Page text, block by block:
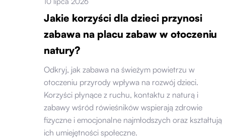
Jakie korzyści dla dzieci przynosi
zabawa na placu zabaw w otoczeniu
natury?
Odkryj, jak zabawa na świeżym powietrzu w
otoczeniu przyrody wpływa na rozwój dzieci.
Korzyści płynące z ruchu, kontaktu z naturą i
zabawy wśród rówieśników wspierają zdrowie
fizyczne i emocjonalne najmłodszych oraz kształtują
ich umiejętności społeczne.